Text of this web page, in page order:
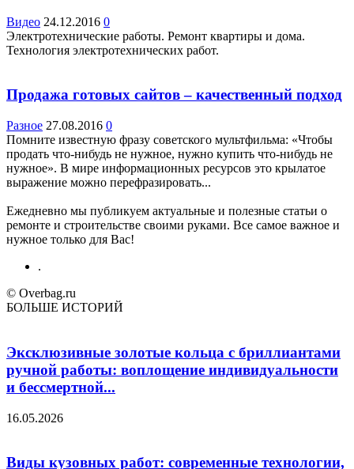
Видео 24.12.2016 0
Электротехнические работы. Ремонт квартиры и дома.
Технология электротехнических работ.
Продажа готовых сайтов – качественный подход
Разное 27.08.2016 0
Помните известную фразу советского мультфильма: «Чтобы
продать что-нибудь не нужное, нужно купить что-нибудь не
нужное». В мире информационных ресурсов это крылатое
выражение можно перефразировать...
Ежедневно мы публикуем актуальные и полезные статьи о
ремонте и строительстве своими руками. Все самое важное и
нужное только для Вас!
.
© Overbag.ru
БОЛЬШЕ ИСТОРИЙ
Эксклюзивные золотые кольца с бриллиантами
ручной работы: воплощение индивидуальности
и бессмертной...
16.05.2026
Виды кузовных работ: современные технологии,